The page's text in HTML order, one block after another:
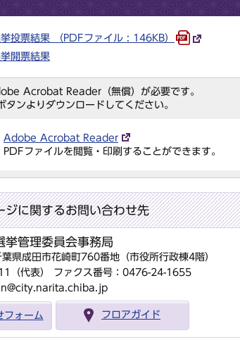
票結果 （PDFファイル : 146KB）
開票結果
Acrobat Reader（無償）が必要です。
ンよりダウンロードしてください。
Adobe Acrobat Reader
PDFファイルを閲覧・印刷することができます。
ジに関するお問い合わせ先
挙管理委員会事務局
県成田市花崎町760番地（市役所行政棟4階）
（代表）
ファクス番号：0476-24-1655
フォーム フロアガイド